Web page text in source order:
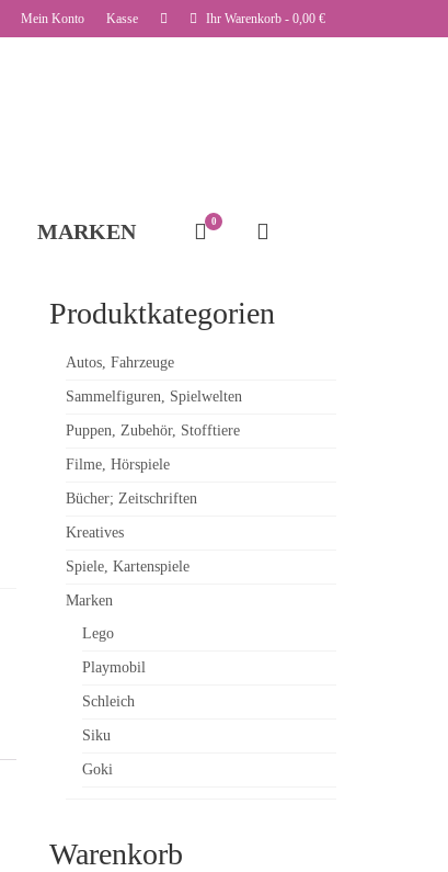
Mein Konto Kasse Ihr Warenkorb - 0,00 €
MARKEN 0
Produktkategorien
Autos, Fahrzeuge
Sammelfiguren, Spielwelten
Puppen, Zubehör, Stofftiere
Filme, Hörspiele
Bücher; Zeitschriften
Kreatives
Spiele, Kartenspiele
Marken
Lego
Playmobil
Schleich
Siku
Goki
Warenkorb